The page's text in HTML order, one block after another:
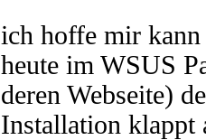
ich hoffe mir kann
heute im WSUS
deren Webseite)
Installation klappt